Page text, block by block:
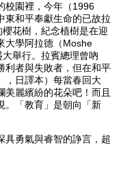
園裡，今年（1996
東和平奉獻生命的已故拉
花樹，紀念植樹是在迎
大學阿拉德（Moshe
舉行。拉賓總理曾吶
利者與失敗者，但在和平
，日譯本）每當春回大
麗繽紛的花朵吧！而且
。「教育」是朝向「新
勇氣與睿智的諍言，超